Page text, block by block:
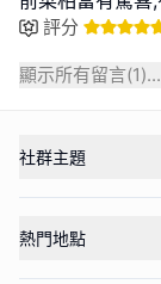
評分
顯示所有留言(1)...
社群主題
熱門地點